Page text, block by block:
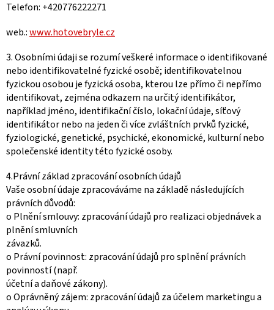
Telefon: +420776222271
web.:www.hotovebryle.cz
3. Osobními údaji se rozumí veškeré informace o identifikované
nebo identifikovatelné fyzické osobě; identifikovatelnou
fyzickou osobou je fyzická osoba, kterou lze přímo či nepřímo
identifikovat, zejména odkazem na určitý identifikátor,
například jméno, identifikační číslo, lokační údaje, síťový
identifikátor nebo na jeden či více zvláštních prvků fyzické,
fyziologické, genetické, psychické, ekonomické, kulturní nebo
společenské identity této fyzické osoby.
4.Právní základ zpracování osobních údajů
Vaše osobní údaje zpracováváme na základě následujících
právních důvodů:
o Plnění smlouvy: zpracování údajů pro realizaci objednávek a
plnění smluvních
závazků.
o Právní povinnost: zpracování údajů pro splnění právních
povinností (např.
účetní a daňové zákony).
o Oprávněný zájem: zpracování údajů za účelem marketingu a